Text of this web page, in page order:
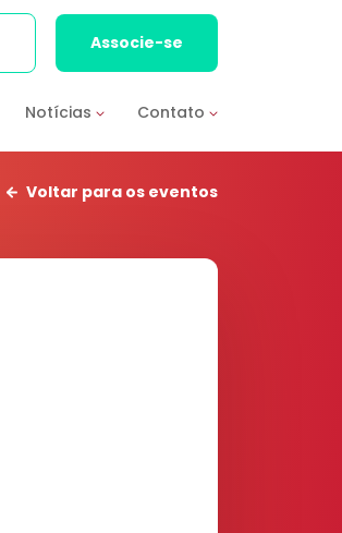
Notícias Contato
Associe-se
Voltar para os eventos